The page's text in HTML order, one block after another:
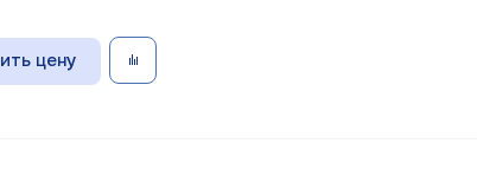
цену